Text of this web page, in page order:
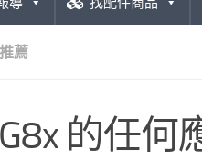
薦
的任